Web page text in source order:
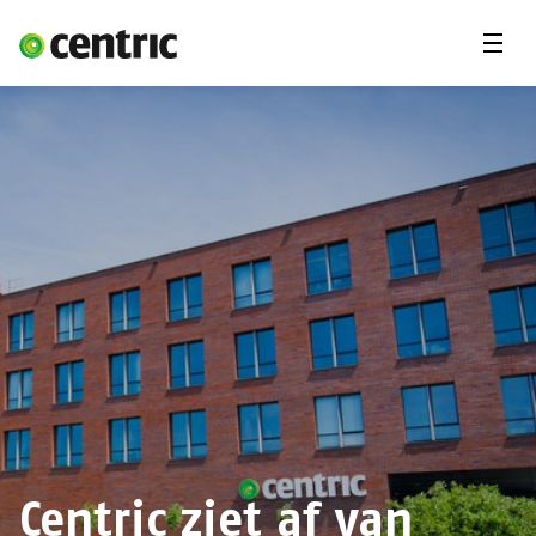
Oplossingen
Careers
Insights
Centric ziet af van